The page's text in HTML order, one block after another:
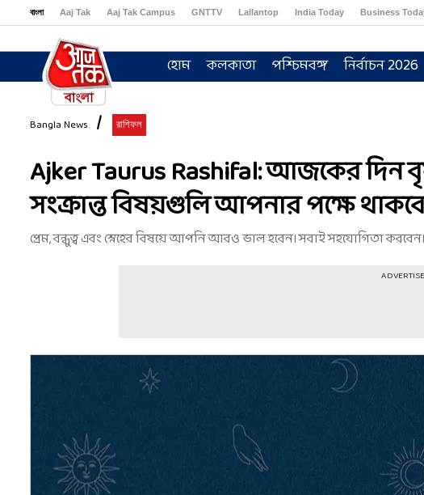
বাংলা Aaj Tak Aaj Tak Campus GNTTV Lallantop India Today Business
হোম কলকাতা পশ্চিমবঙ্গ নির্বাচন 2026
Bangla News রাশিফল
Ajker Taurus Rashifal: আজকের দিন
সংক্রান্ত বিষয়গুলি আপনার পক্ষে
প্রেম, বন্ধুত্ব এবং স্নেহের বিষয়ে আপনি আরও ভাল হবেন। সবাই সহযোগিতা